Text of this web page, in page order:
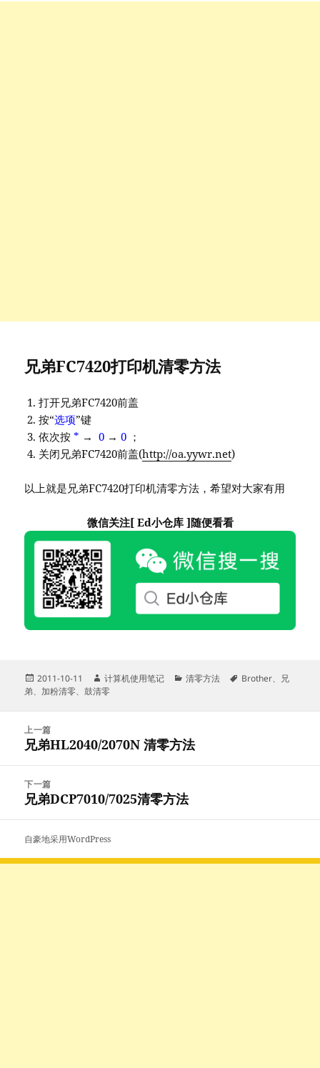
兄弟FC7420打印机清零方法
打开兄弟FC7420前盖
按“选项”键
依次按* →0 →0 ；
关闭兄弟FC7420前盖(http://oa.yywr.net)
以上就是兄弟FC7420打印机清零方法，希望对大家有用
微信关注[ Ed小仓库 ]随便看看
发
布
2011-10-11
作
者
计算机使用笔记
分
清零方法
标
Brother、 兄
弟、 加粉清零、鼓清零
航
上一篇
上
文
章：
兄弟HL2040/2070N 清零方法
下一篇
下
篇
文
兄弟DCP7010/7025清零方法
自豪地采用WordPress